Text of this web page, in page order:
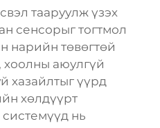
тааруулж үзэх
сенсорыг тогтмол
нарийн төвөгтөй
хоолны аюулгүй
хазайлтыг үүрд
хөлдүүрт
нь